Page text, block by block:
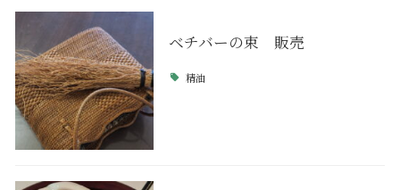
ベチバーの束 販売
精油